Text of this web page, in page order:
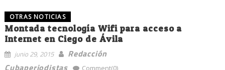
OTRAS NOTICIAS
Montada tecnología Wifi para acceso a
Internet en Ciego de Ávila
junio 29, 2015
Redacción
Cubaperiodistas
Comment(0)